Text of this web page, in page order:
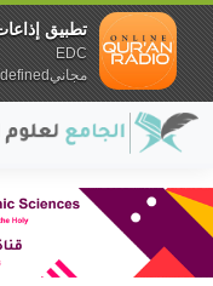
تطبيق
EDC
مجانيundefined